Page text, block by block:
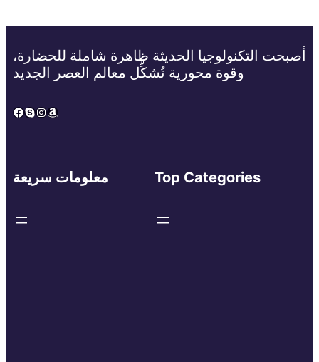
أصبحت التكنولوجيا الحديثة ظاهرة شاملة للحضارة،
وقوة محورية تُشكِّل معالم العصر الجديد
Facebook
Skype
Instagram
Amazon
معلومات سريعة Top Categories